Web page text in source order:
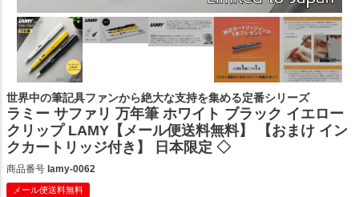
世界中の筆記具ファンから絶大な支持を集める定番シリーズ
ラミー サファリ 万年筆 ホワイト ブラック イエロー
クリップ LAMY【メール便送料無料】 【おまけ イン
クカートリッジ付き】 日本限定 ◇
商品番号 lamy-0062
メール便送料無料